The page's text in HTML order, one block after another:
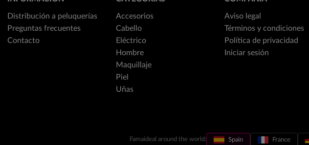
Distribución a peluquerías
Preguntas frecuentes
Contacto
Accesorios
Cabello
Eléctrico
Hombre
Maquillaje
Piel
Uñas
Aviso legal
Términos y condiciones
Política de privacidad
Iniciar sesión
Famaideal around the world: Spain France